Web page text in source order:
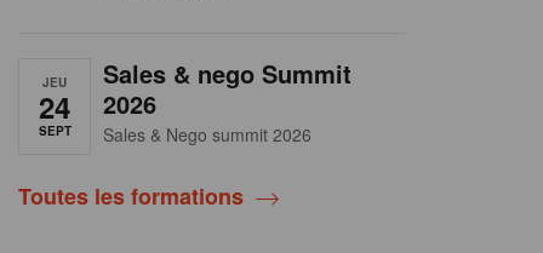
JEU
24
SEPT
Sales & nego Summit
2026
Sales & Nego summit 2026
Toutes les formations